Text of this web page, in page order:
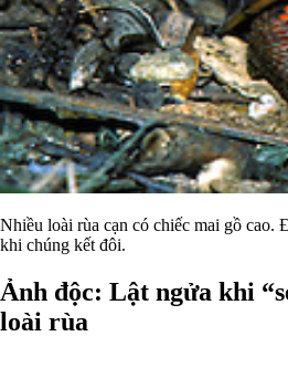
Nhiều loài rùa cạn có chiếc mai gồ cao.
khi chúng kết đôi.
Ảnh độc: Lật ngửa khi
loài rùa